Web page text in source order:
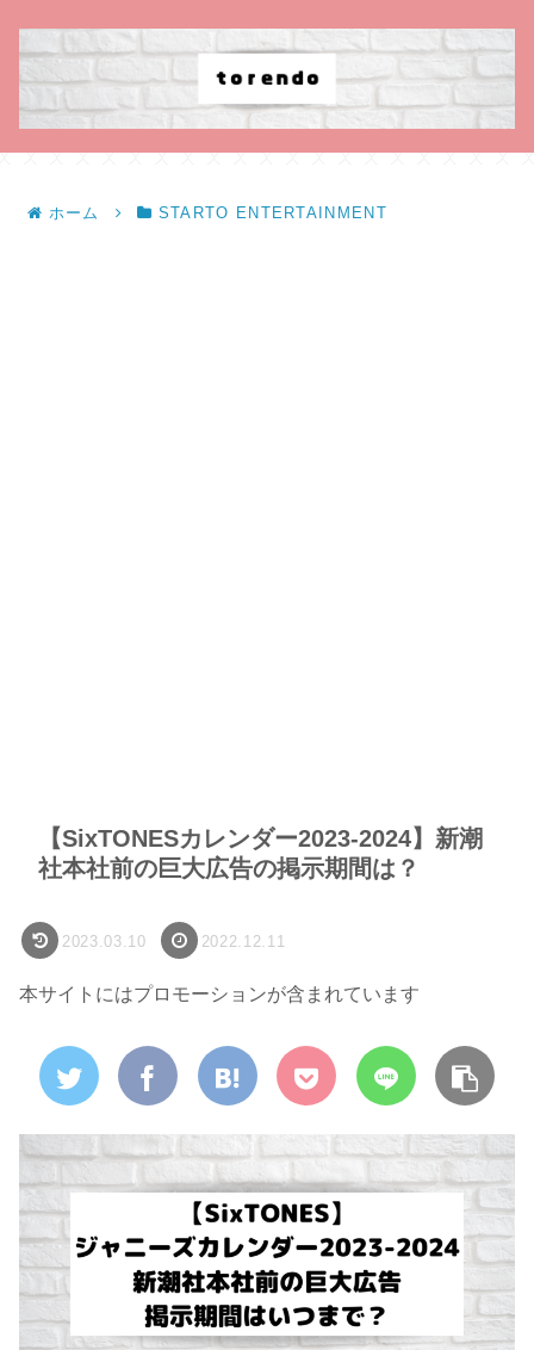
ホーム STARTO ENTERTAINMENT
【SixTONESカレンダー2023-2024】新潮
社本社前の巨大広告の掲示期間は？
2023.03.10 2022.12.11
本サイトにはプロモーションが含まれています